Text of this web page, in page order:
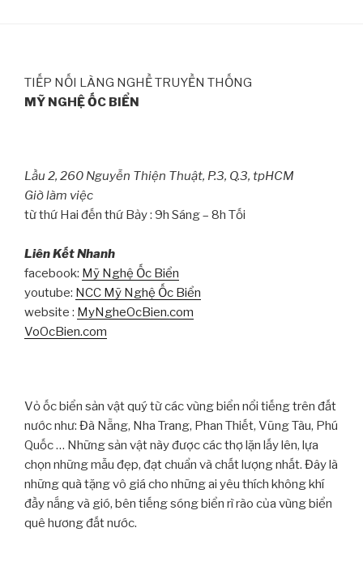
TIẾP NỐI LÀNG NGHỀ TRUYỀN THỐNG
MỸ NGHỆ ỐC BIỂN
Lầu 2, 260 Nguyễn Thiện Thuật, P.3, Q.3, tpHCM
Giờ làm việc
từ thứ Hai đến thứ Bảy : 9h Sáng – 8h Tối
Liên Kết Nhanh
facebook: Mỹ Nghệ Ốc Biển
youtube: NCC Mỹ Nghệ Ốc Biển
website : MyNgheOcBien.com
VoOcBien.com
Vỏ ốc biển sản vật quý từ các vùng biển nổi tiếng trên đất
nước như: Đà Nẵng, Nha Trang, Phan Thiết, Vũng Tàu, Phú
Quốc … Những sản vật này được các thợ lặn lấy lên, lựa
chọn những mẫu đẹp, đạt chuẩn và chất lượng nhất. Đây là
những quà tặng vô giá cho những ai yêu thích không khí
đầy nắng và gió, bên tiếng sóng biển rì rào của vùng biển
quê hương đất nước.